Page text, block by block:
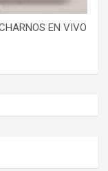
EN VIVO